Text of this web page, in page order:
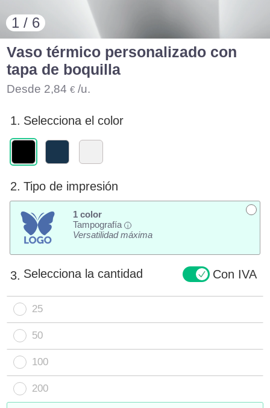
1 / 6
Vaso térmico personalizado con
tapa de boquilla
Desde 2,84 € /u.
1. Selecciona el color
2. Tipo de impresión
1 color
Tampografía
i
Versatilidad máxima
3. Selecciona la cantidad Con IVA
25
50
100
200